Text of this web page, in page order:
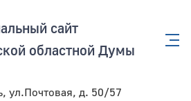
сайт
областной Думы
ул.Почтовая, д. 50/57